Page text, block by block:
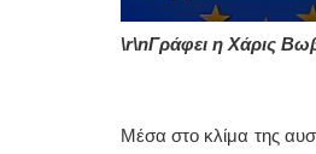
\r\nΓράφει η Χάρις
Μέσα στο κλίμα της